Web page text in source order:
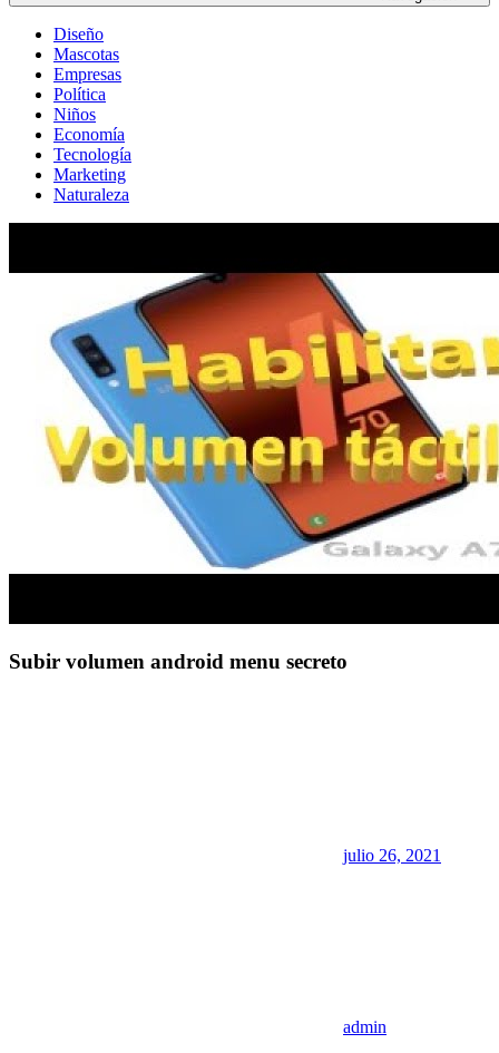
Diseño
Mascotas
Empresas
Política
Niños
Economía
Tecnología
Marketing
Naturaleza
Subir volumen android menu secreto
julio 26, 2021
admin